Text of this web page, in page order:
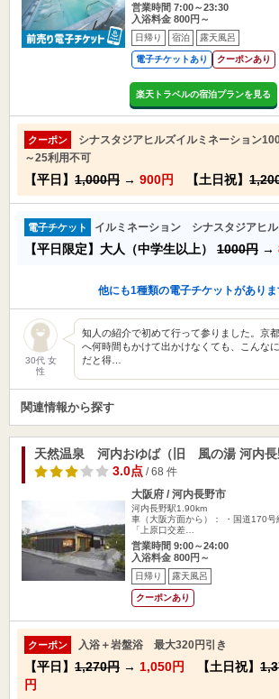
営業時間 7:00～23:30
入浴料金 800円～
日帰り 宿泊 露天風呂
電子チケットあり クーポンあり
楽天トラベルの宿泊プランを見る
クーポン
シナスタジアヒルズイルミネーション
～25利用不可
【平日】 1,000円 → 900円 【土日祝】
電子チケット イルミネーション シナスタジアヒル
【平日限定】大人（中学生以上） 1000円 →
他にも1種類の電子チケットがありま
30代 女
性
知人の紹介で初めて行って参りました。京
へ何時間もかけて出かけなくても、こんな
だと得…
関連情報から探す
天然温泉 河内おゆば（旧 風の湯 河内長
3.0点/ 68 件
大阪府 / 河内長野市
河内長野駅1.90km
車（大阪方面から）： ・国道170号
「上原口交差…
営業時間 9:00～24:00
入浴料金 800円～
日帰り 露天風呂
クーポンあり
クーポン 入浴＋岩盤浴 最大320円引き
【平日】 1,270円 → 1,050円 【土日祝】
円